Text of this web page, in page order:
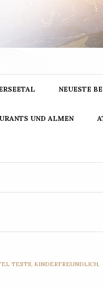
NEUESTE
UND ALMEN
TESTS, KINDERFREUNDLICH,